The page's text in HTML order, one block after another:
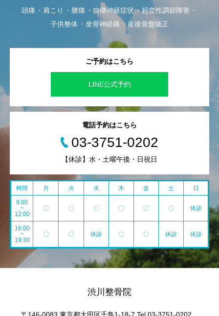
頭痛 肩こり 腰痛 自律神経症状
起立性調節障害
子供整体
坐骨神経痛 産後骨盤矯正
ご予約はこちら
LINE公式予約
電話予約はこちら
03-3751-0202
【休診】水・土曜午後・日祝日
時間 月 火 水 木 金 土 日
9:00
~
12:00
〇 〇 〇 〇 〇 〇 休診
16:00
~
19:30
〇 〇 休診 〇 〇 休診 休診
渋川整骨院